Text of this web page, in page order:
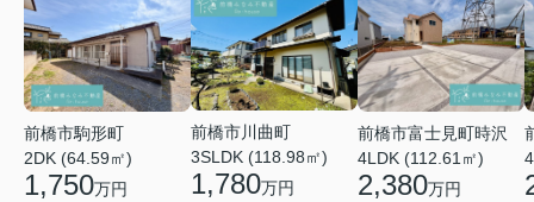
前橋市駒形町
2DK (64.59㎡)
1,750万円
前橋市川曲町
3SLDK (118.98㎡)
1,780万円
前橋市富士見町時沢
4LDK (112.61㎡)
2,380万円